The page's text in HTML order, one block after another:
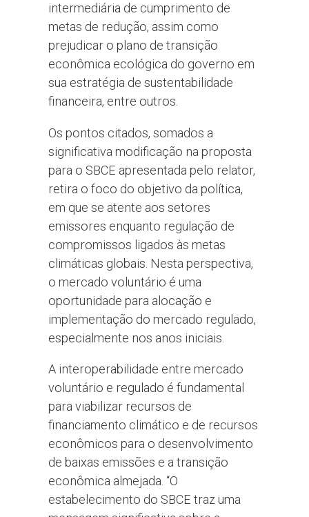
intermediária de cumprimento de
metas de redução, assim como
prejudicar o plano de transição
econômica ecológica do governo em
sua estratégia de sustentabilidade
financeira, entre outros.
Os pontos citados, somados a
significativa modificação na proposta
para o SBCE apresentada pelo relator,
retira o foco do objetivo da política,
em que se atente aos setores
emissores enquanto regulação de
compromissos ligados às metas
climáticas globais. Nesta perspectiva,
o mercado voluntário é uma
oportunidade para alocação e
implementação do mercado regulado,
especialmente nos anos iniciais.
A interoperabilidade entre mercado
voluntário e regulado é fundamental
para viabilizar recursos de
financiamento climático e de recursos
econômicos para o desenvolvimento
de baixas emissões e a transição
econômica almejada. “O
estabelecimento do SBCE traz uma